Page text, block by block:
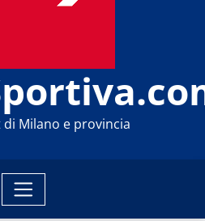
Milano e provincia